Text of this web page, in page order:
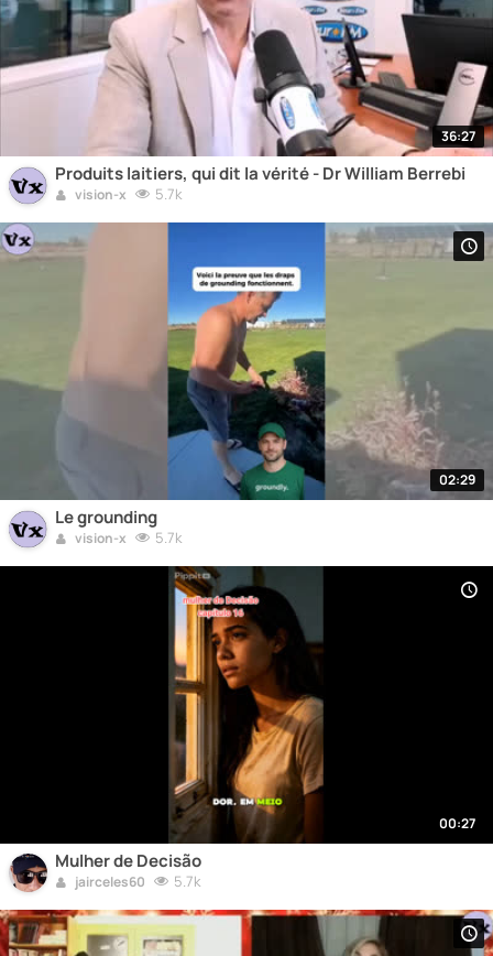
36:27
Produits laitiers, qui dit la vérité - Dr William Berrebi
vision-x 5.7k
02:29
Le grounding
vision-x 5.7k
00:27
Mulher de Decisão
jairceles60 5.7k